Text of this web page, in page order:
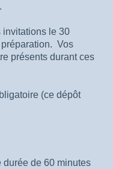
invitations le 30
Vos
présents durant ces
(ce dépôt
durée de 60 minutes